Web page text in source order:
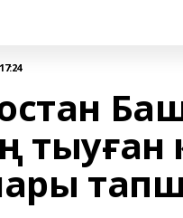
тыуған